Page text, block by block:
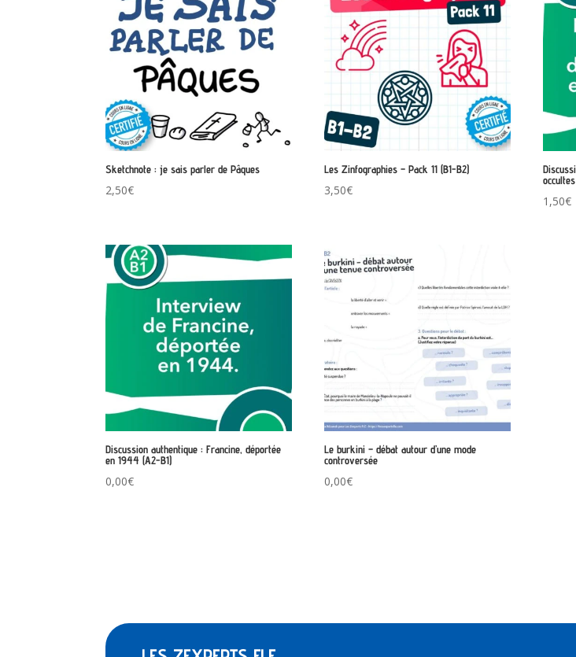
Sketchnote : je sais parler de Pâques
2,50€
Les Zinfographies – Pack 11 (B1-B2)
3,50€
1,50€
Discussion authentique : Francine, déportée
en 1944 (A2-B1)
0,00€
Le burkini – débat autour d’une mode
controversée
0,00€